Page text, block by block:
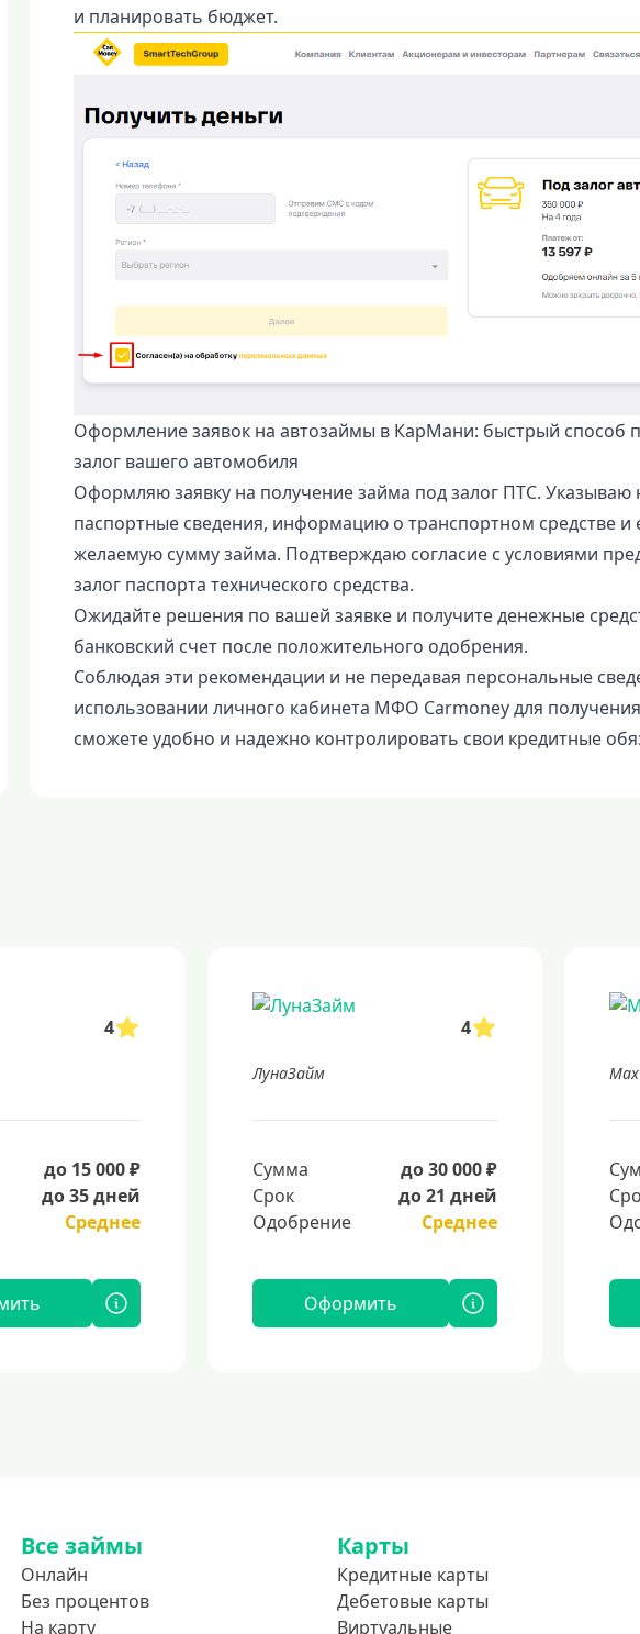
и планировать бюджет.
Оформление заявок на автозаймы в КарМани: быстрый способ
залог вашего автомобиля
Оформляю заявку на получение займа под залог ПТС.
паспортные сведения, информацию о транспортном средстве и
желаемую сумму займа. Подтверждаю согласие с условиями
залог паспорта технического средства.
Ожидайте решения по вашей заявке и получите денежные
банковский счет после положительного одобрения.
Соблюдая эти рекомендации и не передавая персональные
использовании личного кабинета МФО Carmoney для
сможете удобно и надежно контролировать свои кредитные
4
до 15 000 ₽
до 35 дней
Среднее
4
ЛунаЗайм
Сумма
до 30 000 ₽
Срок
до 21 дней
Одобрение
Среднее
Оформить
Все займы
Онлайн
Без процентов
На карту
Карты
Кредитные карты
Дебетовые карты
Виртуальные